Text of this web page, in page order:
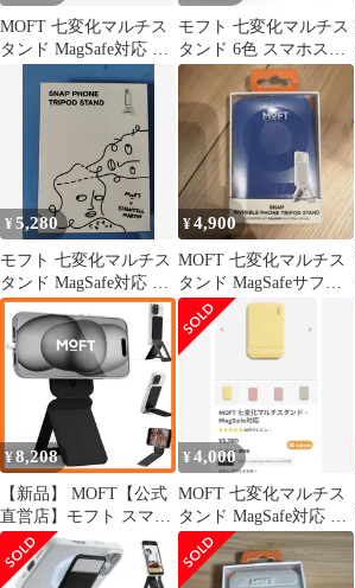
MOFT 七変化マルチス
タンド MagSafe対応 ジ
ェットブラック
モフト 七変化マルチス
タンド 6色 スマホスタ
ンド 三脚 MagSafe対応
¥5,280
モフト 七変化マルチス
タンド MagSafe対応 ス
マホスタンド シャンテ
ル・マーティン コラボ
限定モデル iPhone17 16
15 14 13 12 シリーズ対
応 MOVAS™ヴィーガ
ンレザー 携帯スタンド
薄型 軽量 折りたたみ式
¥4,900
MOFT 七変化マルチス
タンド MagSafeサファ
イアブルー
¥8,208
【新品】 MOFT【公式
直営店】モフト スマホ
スタンド MagSafe対応
七変化マルチスタンド
携帯スタンド iPhone
¥4,000
MOFT 七変化マルチス
タンド MagSafe対応 プ
リンイエロー